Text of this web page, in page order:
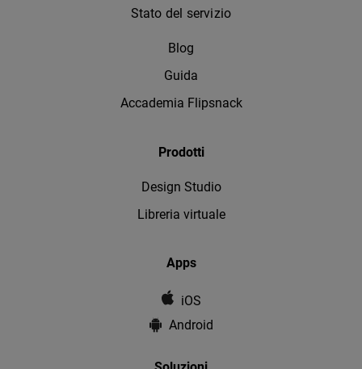
Stato del servizio
Blog
Guida
Accademia Flipsnack
Prodotti
Design Studio
Libreria virtuale
Apps
iOS
Android